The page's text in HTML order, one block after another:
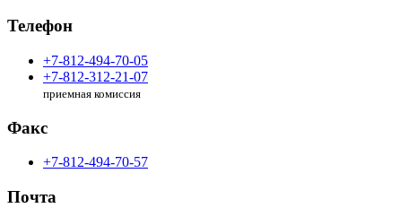
Телефон
+7-812-494-70-05
+7-812-312-21-07
приемная комиссия
Факс
+7-812-494-70-57
Почта